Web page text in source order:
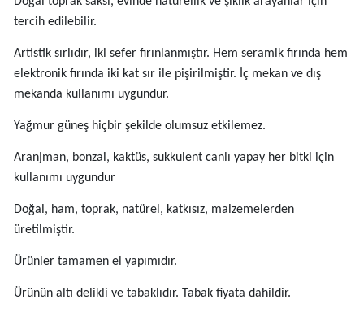
tercih edilebilir.
Artistik sırlıdır, iki sefer fırınlanmıştır. Hem seramik fırında hem
elektronik fırında iki kat sır ile pişirilmiştir. İç mekan ve dış
mekanda kullanımı uygundur.
Yağmur güneş hiçbir şekilde olumsuz etkilemez.
Aranjman, bonzai, kaktüs, sukkulent canlı yapay her bitki için
kullanımı uygundur
Doğal, ham, toprak, natürel, katkısız, malzemelerden
üretilmiştir.
Ürünler tamamen el yapımıdır.
Ürünün altı delikli ve tabaklıdır. Tabak fiyata dahildir.